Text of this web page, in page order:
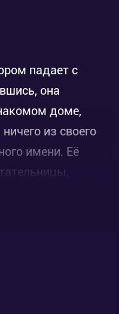
падает с
она
доме,
из своего
имени. Её
Все они —
с ней
с небольшими